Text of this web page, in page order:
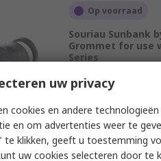
Op voorraad
Souriau Sunbank
Grommet for use
Series
RS-stocknr.
Fabrikantnummer
uw privacy
cookies en andere
en om advertenties weer te
te klikken, geeft u toestemming
uw cookies selecteren door te